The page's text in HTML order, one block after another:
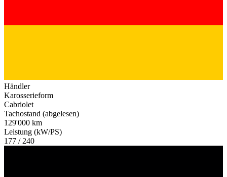
Händler
Karosserieform
Cabriolet
Tachostand (abgelesen)
129'000 km
Leistung (kW/PS)
177 / 240